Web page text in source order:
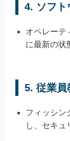
4. ソフ
オペレーテ
に最新の状
5. 従業員
フィッシン
し、セキュ